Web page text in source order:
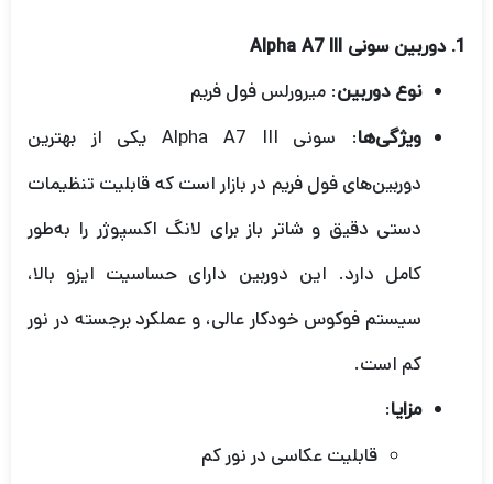
1. دوربین سونی Alpha A7 III
نوع دوربین: میرورلس فول فریم
ویژگی‌ها
: سونی Alpha A7 III یکی از بهترین
دوربین‌های فول فریم در بازار است که قابلیت تنظیمات
دستی دقیق و شاتر باز برای لانگ اکسپوژر را به‌طور
کامل دارد. این دوربین دارای حساسیت ایزو بالا،
سیستم فوکوس خودکار عالی، و عملکرد برجسته در نور
کم است.
مزایا:
قابلیت عکاسی در نور کم